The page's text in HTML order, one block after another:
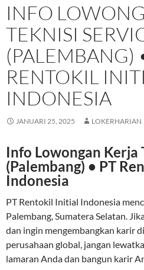
INFO
TEKNISI
(PALEMBANG)
RENTOKIL
INDONESIA
JANUARI 25, 2025 LOKERHARIAN
Info Lowongan Kerja
(Palembang) • PT
Indonesia
PT Rentokil Initial Indonesia
Palembang, Sumatera Selatan.
dan ingin mengembangkan karir
perusahaan global, jangan
lamaran Anda dan bangun karir